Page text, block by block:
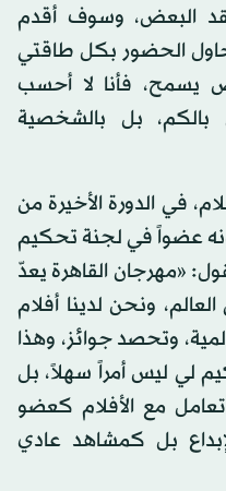
البعض، وسوف أقدم
الحضور بكل طاقتي
يسمح، فأنا لا أحسب
بالكم، بل بالشخصية
في الدورة الأخيرة من
عضواً في لجنة تحكيم
«مهرجان القاهرة يعدّ
ونحن لدينا أفلام
وتحصد جوائز، وهذا
لي ليس أمراً سهلاً، بل
مع الأفلام كعضو
بل كمشاهد عادي